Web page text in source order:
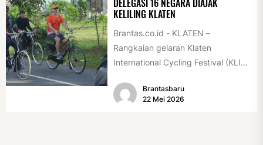
DELEGASI 16 NEGARA DIAJAK
KELILING KLATEN
Brantas.co.id - KLATEN –
Rangkaian gelaran Klaten
International Cycling Festival (KLIC
(17/5/2026). Rangkaian kegiatan
dibuka...
Brantasbaru
22 Mei 2026